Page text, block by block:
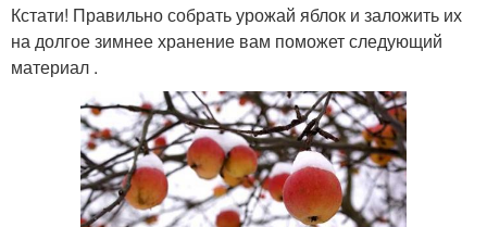
Кстати! Правильно собрать урожай яблок и заложить их
на долгое зимнее хранение вам поможет следующий
материал .